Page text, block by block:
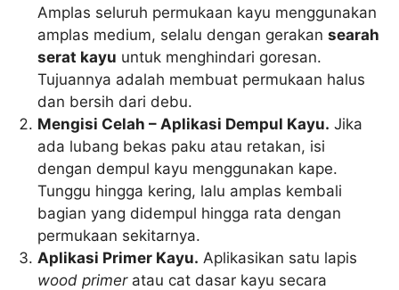
Amplas seluruh permukaan kayu menggunakan
amplas medium, selalu dengan gerakansearah
serat kayu untuk menghindari goresan.
Tujuannya adalah membuat permukaan halus
dan bersih dari debu.
Mengisi Celah – Aplikasi Dempul Kayu. Jika
ada lubang bekas paku atau retakan, isi
dengan dempul kayu menggunakan kape.
Tunggu hingga kering, lalu amplas kembali
bagian yang didempul hingga rata dengan
permukaan sekitarnya.
Aplikasi Primer Kayu. Aplikasikan satu lapis
wood primeratau cat dasar kayu secara